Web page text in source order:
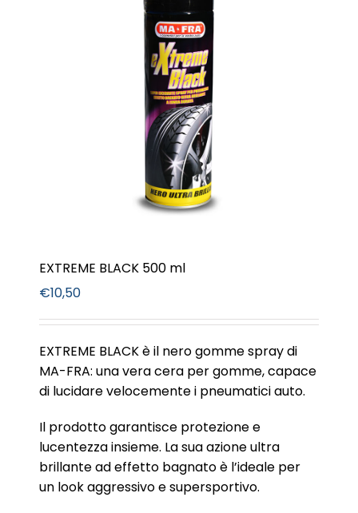
EXTREME BLACK 500 ml
€10,50
EXTREME BLACK è il nero gomme spray di
MA-FRA: una vera cera per gomme, capace
di lucidare velocemente i pneumatici auto.
Il prodotto garantisce protezione e
lucentezza insieme. La sua azione ultra
brillante ad effetto bagnato è l’ideale per
un look aggressivo e supersportivo.